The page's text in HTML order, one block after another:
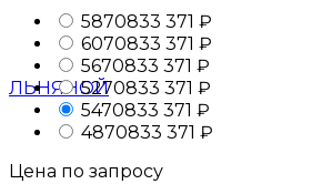
5870833 371 ₽
6070833 371 ₽
5670833 371 ₽
5270833 371 ₽
5470833 371 ₽
4870833 371 ₽
Цена по запросу